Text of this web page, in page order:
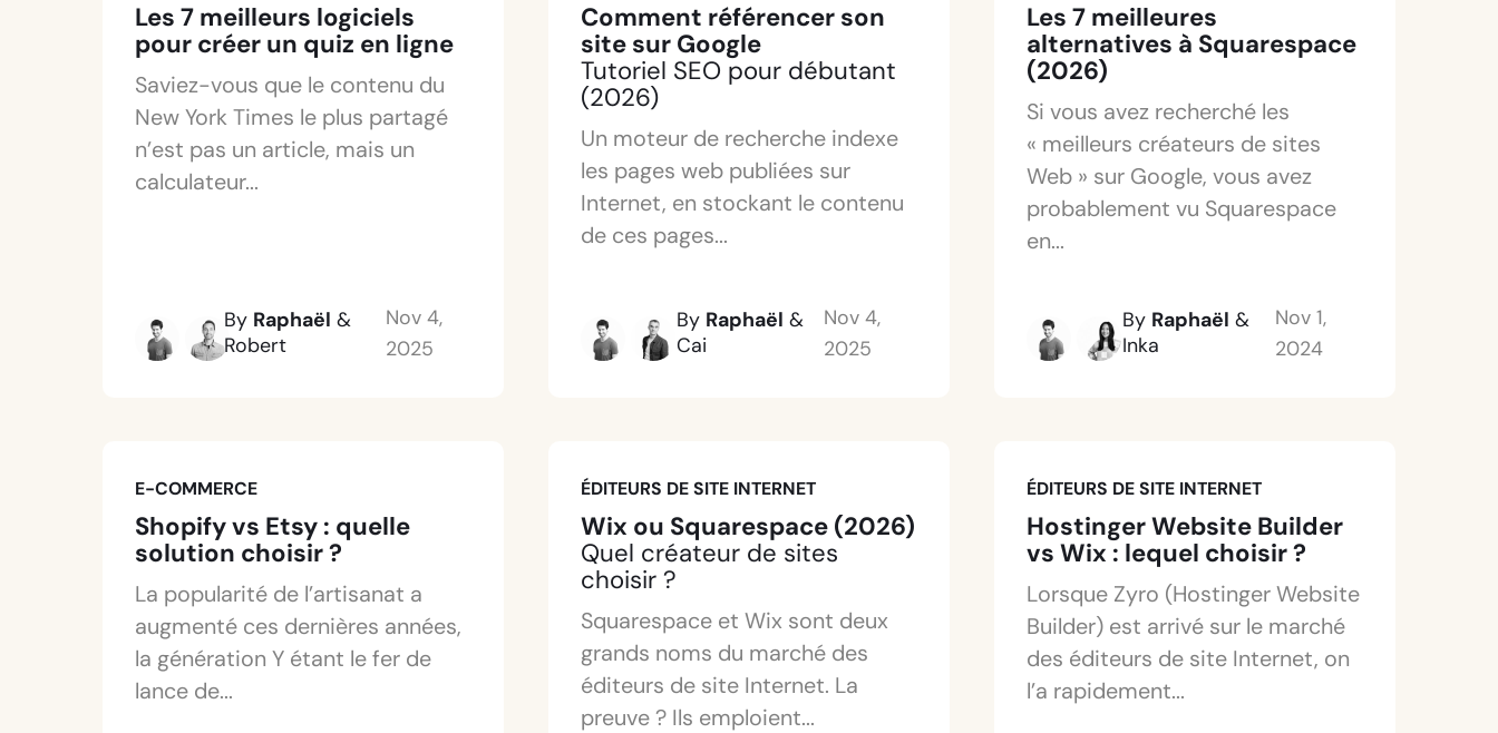
Les 7 meilleurs logiciels
pour créer un quiz en ligne
Saviez-vous que le contenu du
New York Times le plus partagé
n’est pas un article, mais un
calculateur...
By Raphaël &
Robert
Nov 4,
2025
Comment référencer son
site sur Google
Tutoriel SEO pour débutant
(2026)
Un moteur de recherche indexe
les pages web publiées sur
Internet, en stockant le contenu
de ces pages...
By Raphaël &
Cai
Nov 4,
2025
Les 7 meilleures
alternatives à Squarespace
(2026)
Si vous avez recherché les
« meilleurs créateurs de sites
Web » sur Google, vous avez
probablement vu Squarespace
en...
By Raphaël &
Inka
Nov 1,
2024
E-COMMERCE
Shopify vs Etsy : quelle
solution choisir ?
La popularité de l’artisanat a
augmenté ces dernières années,
la génération Y étant le fer de
lance de...
ÉDITEURS DE SITE INTERNET
Wix ou Squarespace (2026)
Quel créateur de sites
choisir ?
Squarespace et Wix sont deux
grands noms du marché des
éditeurs de site Internet. La
preuve ? Ils emploient...
ÉDITEURS DE SITE INTERNET
Hostinger Website Builder
vs Wix : lequel choisir ?
Lorsque Zyro (Hostinger Website
Builder) est arrivé sur le marché
des éditeurs de site Internet, on
l’a rapidement...